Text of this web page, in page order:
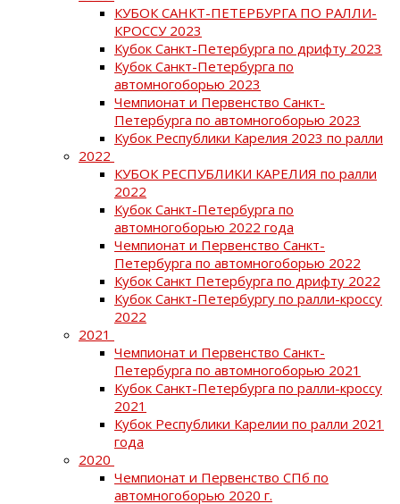
КУБОК САНКТ-ПЕТЕРБУРГА ПО РАЛЛИ-
КРОССУ 2023
Кубок Санкт-Петербурга по дрифту 2023
Кубок Санкт-Петербурга по
автомногоборью 2023
Чемпионат и Первенство Санкт-
Петербурга по автомногоборью 2023
Кубок Республики Карелия 2023 по ралли
2022
КУБОК РЕСПУБЛИКИ КАРЕЛИЯ по ралли
2022
Кубок Санкт-Петербурга по
автомногоборью 2022 года
Чемпионат и Первенство Санкт-
Петербурга по автомногоборью 2022
Кубок Санкт Петербурга по дрифту 2022
Кубок Санкт-Петербургу по ралли-кроссу
2022
2021
Чемпионат и Первенство Санкт-
Петербурга по автомногоборью 2021
Кубок Санкт-Петербурга по ралли-кроссу
2021
Кубок Республики Карелии по ралли 2021
года
2020
Чемпионат и Первенство СПб по
автомногоборью 2020 г.